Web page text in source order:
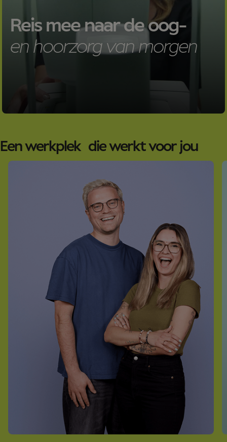
Reis mee naar de oog-
en hoorzorg van morgen
Een werkplek die werkt voor jou